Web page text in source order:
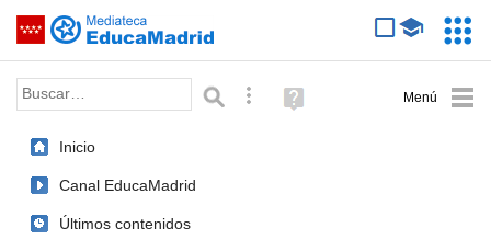
Saltar navegación
Palabra o frase: Búsqueda avanzada
Ayuda
(en
Inicio
Canal EducaMadrid
Últimos contenidos